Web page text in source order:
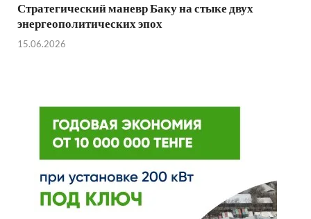
Стратегический маневр Баку на стыке двух
энергеополитических эпох
15.06.2026